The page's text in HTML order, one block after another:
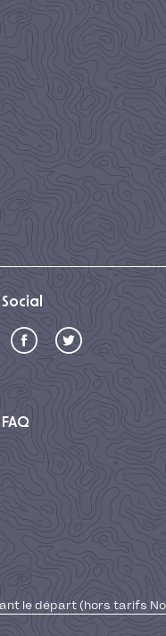
Social
FAQ
le départ (hors tarifs No